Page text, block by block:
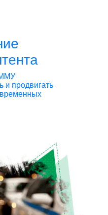
ММУ
и продвигать